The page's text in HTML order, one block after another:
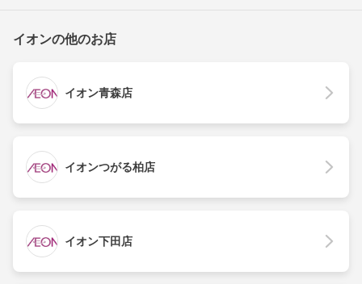
イオンの他のお店
イオン青森店
イオンつがる柏店
イオン下田店